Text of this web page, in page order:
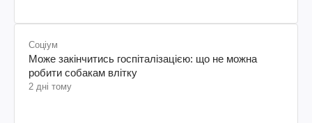
Соціум
Може закінчитись госпіталізацією: що не можна
робити собакам влітку
2 дні тому